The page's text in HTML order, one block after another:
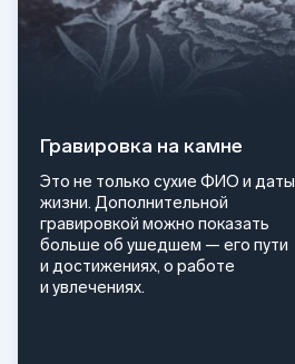
Гравировка на камне
Это не только сухие ФИО и даты
жизни. Дополнительной
гравировкой можно показать
больше об ушедшем — его пути
и достижениях, о работе
и увлечениях.